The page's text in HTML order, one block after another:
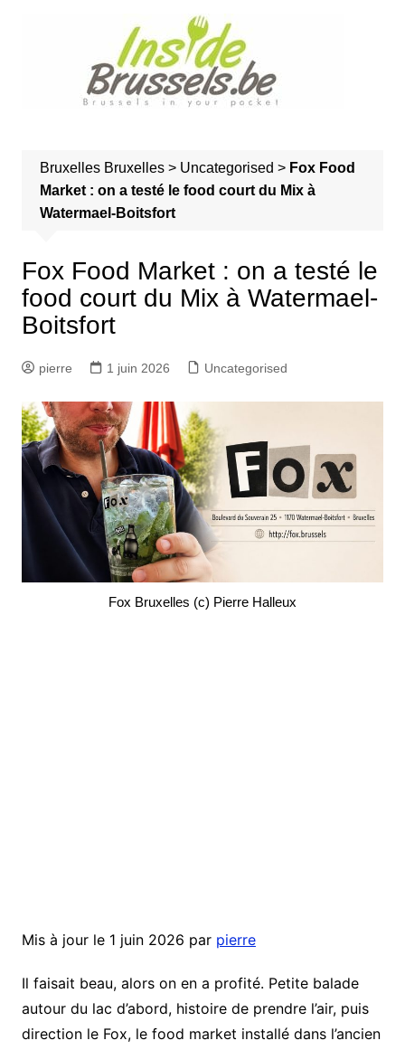
Bruxelles Bruxelles> Uncategorised > Fox Food
Market : on a testé le food court du Mix à
Watermael-Boitsfort
Fox Food Market : on a testé le
food court du Mix à Watermael-
Boitsfort
pierre 1 juin 2026 Uncategorised
Fox Bruxelles (c) Pierre Halleux
Mis à jour le 1 juin 2026 par pierre
Il faisait beau, alors on en a profité. Petite balade
autour du lac d’abord, histoire de prendre l’air, puis
direction le Fox, le food market installé dans l’ancien